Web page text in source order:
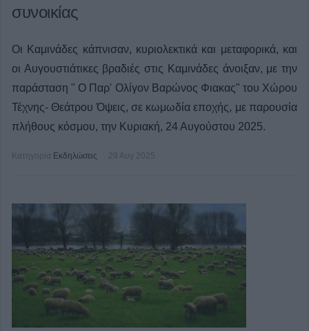
συνοικίας
Οι Καμινάδες κάπνισαν, κυριολεκτικά και μεταφορικά, και
οι Αυγουστιάτικες βραδιές στις Καμινάδες άνοιξαν, με την
παράσταση " Ο Παρ' Ολίγον Βαρώνος Φιακας" του Χώρου
Τέχνης- Θεάτρου Όψεις, σε κωμωδία εποχής, με παρουσία
πλήθους κόσμου, την Κυριακή, 24 Αυγούστου 2025.
Κατηγορία Εκδηλώσεις 29 Αυγ 2025